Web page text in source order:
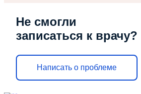
Не смогли
записаться к врачу?
Написать о проблеме